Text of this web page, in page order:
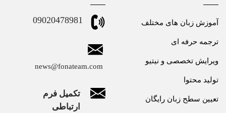
آموزش زبان های مختلف
ترجمه حرفه ای
ویرایش تخصصی و نیتیو
تولید محتوا
تعیین سطح زبان رایگان
09020478981
news@fonateam.com
تکمیل فرم
ارتباطی